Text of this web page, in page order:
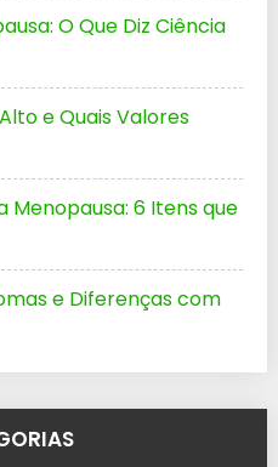
O Que Diz Ciência
e Quais Valores
Menopausa: 6 Itens que
e Diferenças com